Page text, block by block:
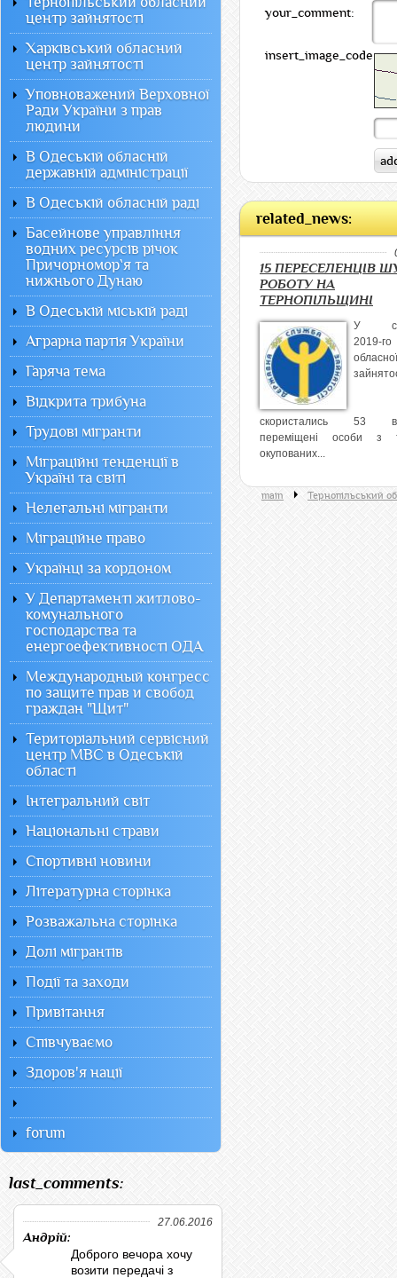
your_comment:
insert_image_code:
related_news:
15 ПЕРЕСЕЛЕНЦІВ
РОБОТУ НА
ТЕРНОПІЛЬЩИНІ
У
2019-го
скористались 53
переміщені особи з
окупованих...
main Тернопільський
центр зайнятості
Харківський обласний
центр зайнятості
Уповноважений Верховної
Ради України з прав
людини
В Одеській обласній
державній адміністрації
В Одеській обласній раді
Басейнове управління
водних ресурсів річок
Причорномор`я та
нижнього Дунаю
В Одеській міській раді
Аграрна партія України
Гаряча тема
Відкрита трибуна
Трудові мігранти
Міграційні тенденції в
Україні та світі
Нелегальні мігранти
Міграційне право
Українці за кордоном
У Департаменті житлово-
комунального
господарства та
енергоефективності ОДА
Международный конгресс
по защите прав и свобод
граждан "Щит"
Територіальний сервісний
центр МВС в Одеській
області
Інтегральний світ
Національні страви
Спортивні новини
Літературна сторінка
Розважальна сторінка
Долі мігрантів
Події та заходи
Привітання
Співчуваємо
Здоров'я нації
forum
last_comments:
27.06.2016
Андрій:
Доброго вечора хочу
возити передачі з